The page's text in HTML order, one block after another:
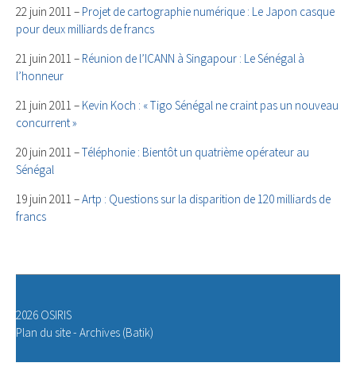
22 juin 2011 – Projet de cartographie numérique : Le Japon casque
pour deux milliards de francs
21 juin 2011 – Réunion de l’ICANN à Singapour : Le Sénégal à
l’honneur
21 juin 2011 – Kevin Koch : « Tigo Sénégal ne craint pas un nouveau
concurrent »
20 juin 2011 –Téléphonie : Bientôt un quatrième opérateur au
Sénégal
19 juin 2011 –Artp : Questions sur la disparition de 120 milliards de
francs
2026 OSIRIS
Plan du site- Archives (Batik)